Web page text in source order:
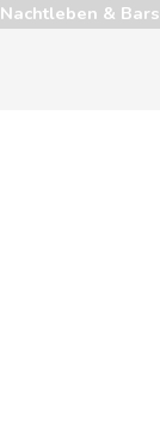
Nachtleben & Bars